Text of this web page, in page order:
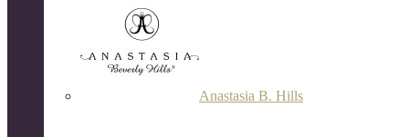
Anastasia B. Hills